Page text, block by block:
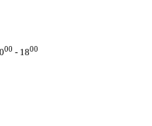
00 - 1800